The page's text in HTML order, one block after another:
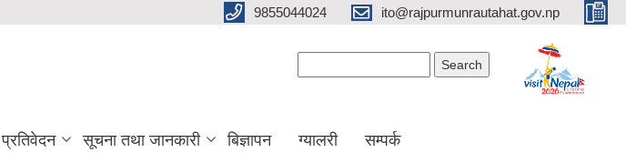
9855044024 ito@rajpurmunrautahat.gov.np
प्रतिवेदन सूचना तथा जानकारी बिज्ञापन ग्यालरी सम्पर्क